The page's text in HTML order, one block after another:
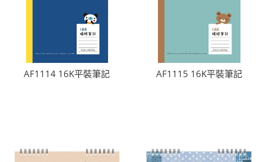
AF1114 16K平裝筆記 AF1115 16K平裝筆記